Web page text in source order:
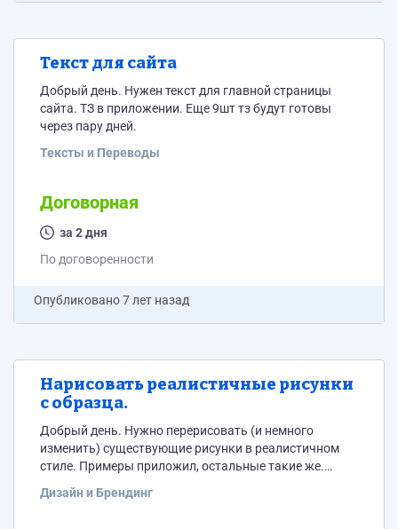
Текст для сайта
Добрый день. Нужен текст для главной страницы
сайта. ТЗ в приложении. Еще 9шт тз будут готовы
через пару дней.
Тексты и Переводы
Договорная
за 2 дня
По договоренности
Опубликовано7 лет назад
Нарисовать реалистичные рисунки
с образца.
Добрый день. Нужно перерисовать (и немного
изменить) существующие рисунки в реалистичном
стиле. Примеры приложил, остальные такие же.
сайте. Примеры взяты со стороннего ресурса и
Дизайн и Брендинг